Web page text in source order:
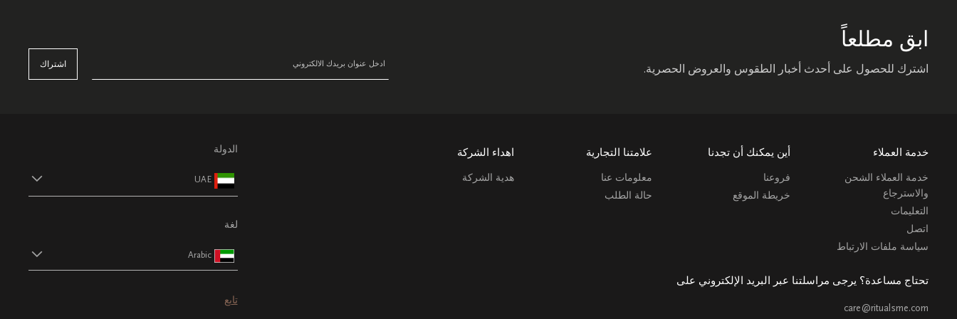
ابق مطلعاً
اشترك للحصول على أحدث أخبار الطقوس والعروض الحصرية. اشتراك
خدمة العملاء
خدمة العملاء الشحن
والاسترجاع
التعليمات
اتصل
سياسة ملفات الارتباط
أين يمكنك أن تجدنا
فروعنا
خريطة الموقع
علامتنا التجارية
معلومات عنا
حالة الطلب
اهداء الشركة
هدية الشركة
تحتاج مساعدة؟ يرجى مراسلتنا عبر البريد الإلكتروني على
care@ritualsme.com
الدولة
UAE
لغة
Arabic
تابع